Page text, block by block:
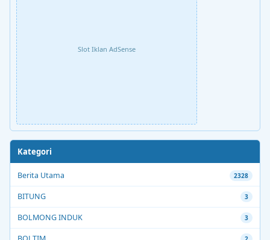
Slot Iklan AdSense
Kategori
Berita Utama 2328
BITUNG 3
BOLMONG INDUK 3